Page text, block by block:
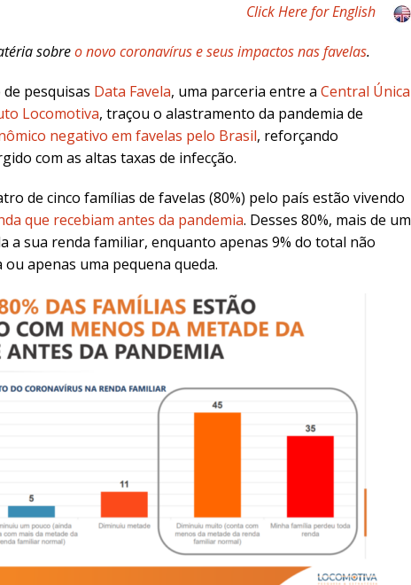
Click Here for English
sobreo novo coronavírus e seus impactos nas favelas.
pesquisas Data Favela, uma parceria entre a Central Única
Locomotiva, traçou o alastramento da pandemia de
negativo em favelas pelo Brasil, reforçando
com as altas taxas de infecção.
de cinco famílias de favelas (80%) pelo país estão vivendo
que recebiam antes da pandemia. Desses 80%, mais de um
a sua renda familiar, enquanto apenas 9% do total não
apenas uma pequena queda.